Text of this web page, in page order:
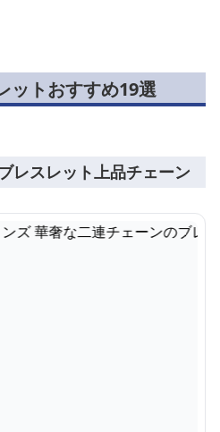
ットおすすめ19選
レスレット上品チェーン